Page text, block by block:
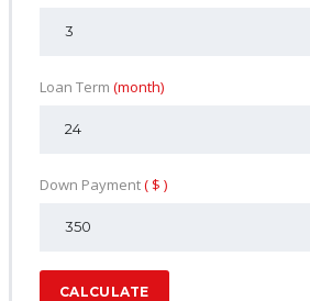
Loan Term (month)
Down Payment( $ )
CALCULATE